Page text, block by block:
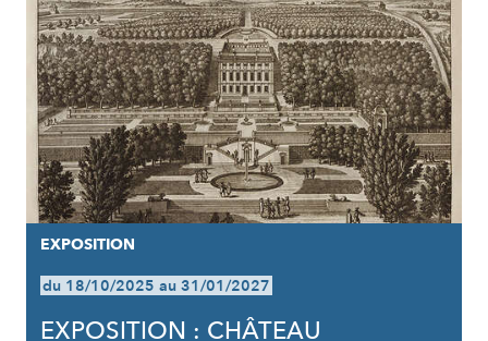
EXPOSITION
du 18/10/2025 au 31/01/2027
EXPOSITION : CHÂTEAU